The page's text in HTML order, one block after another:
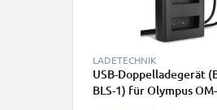
LADETECHNIK
USB-Doppelladegerät
BLS-1) für Olympus